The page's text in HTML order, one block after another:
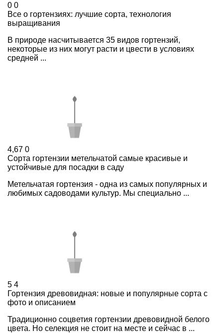
0 0
Все о гортензиях: лучшие сорта, технология
выращивания
В природе насчитывается 35 видов гортензий,
некоторые из них могут расти и цвести в условиях
средней ...
4,67 0
Сорта гортензии метельчатой самые красивые и
устойчивые для посадки в саду
Метельчатая гортензия - одна из самых популярных и
любимых садоводами культур. Мы специально ...
5 4
Гортензия древовидная: новые и популярные сорта с
фото и описанием
Традиционно соцветия гортензии древовидной белого
цвета. Но селекция не стоит на месте и сейчас в ...